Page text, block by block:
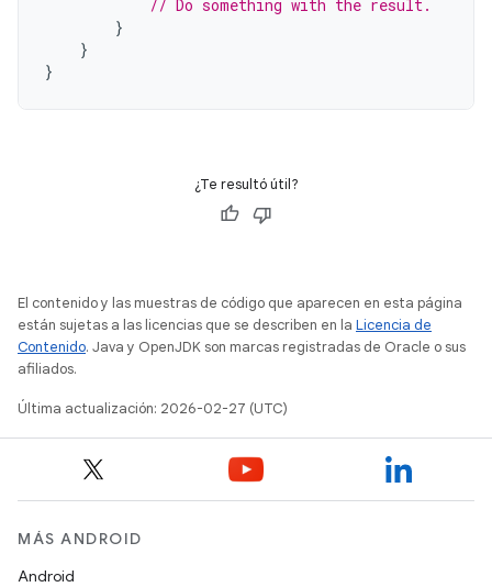
// Do something with the result.
}
}
}
¿Te resultó útil?
El contenido y las muestras de código que aparecen en esta página
están sujetas a las licencias que se describen en la Licencia de
Contenido. Java y OpenJDK son marcas registradas de Oracle o sus
afiliados.
Última actualización: 2026-02-27 (UTC)
MÁS ANDROID
Android